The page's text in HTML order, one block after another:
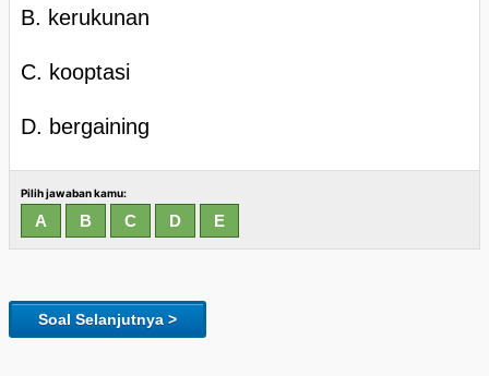
B. kerukunan
C. kooptasi
D. bergaining
Pilih jawaban kamu:
Soal Selanjutnya >